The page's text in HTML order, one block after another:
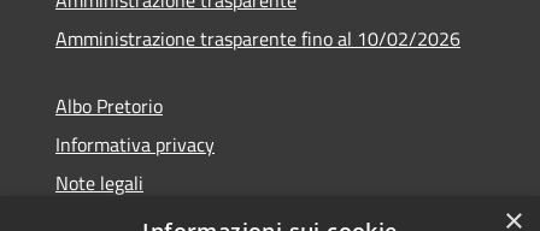
Amministrazione trasparente fino al 10/02/2026
Albo Pretorio
Informativa privacy
Note legali
Dichiarazione di accessibilità
×